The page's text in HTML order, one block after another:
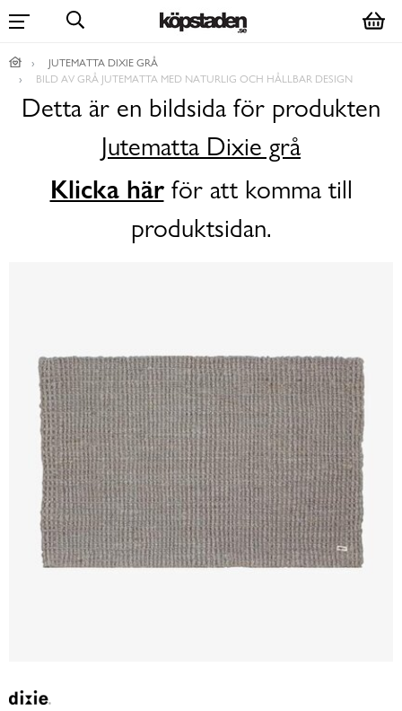
JUTEMATTA DIXIE GRÅ
BILD AV GRÅ JUTEMATTA MED NATURLIG OCH HÅLLBAR DESIGN
Detta är en bildsida för produkten
Jutematta Dixie grå
Klicka härför att komma till
produktsidan.